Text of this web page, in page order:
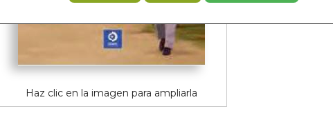
Haz clic en la imagen para ampliarla